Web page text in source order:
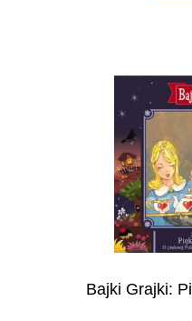
Bajki Grajki: